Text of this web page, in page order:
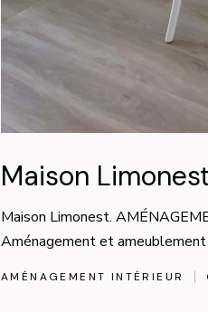
Maison
Maison Limonest.
Aménagement et ameublement
AMÉNAGEMENT INTÉRIEUR